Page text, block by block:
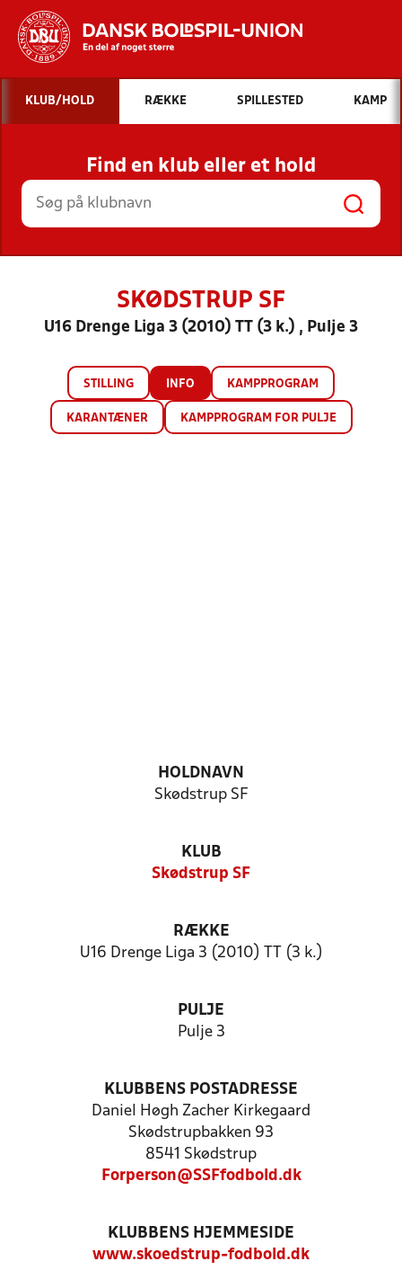
Hvad vil du søge efter?
INDHOLD OG NYHEDER
STILLINGER, RESULTATER, KLUBBER OG
HOLD
KLUB/HOLD RÆKKE SPILLESTED KAMP
Find en klub eller et hold
SKØDSTRUP SF
U16 Drenge Liga 3 (2010) TT (3 k.) , Pulje 3
STILLING INFO KAMPPROGRAM
KARANTÆNER KAMPPROGRAM FOR PULJE
HOLDNAVN
Skødstrup SF
KLUB
Skødstrup SF
RÆKKE
U16 Drenge Liga 3 (2010) TT (3 k.)
PULJE
Pulje 3
KLUBBENS POSTADRESSE
Daniel Høgh Zacher Kirkegaard
Skødstrupbakken 93
8541 Skødstrup
Forperson@SSFfodbold.dk
KLUBBENS HJEMMESIDE
www.skoedstrup-fodbold.dk